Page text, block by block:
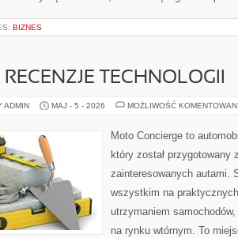
BIZNES
RECENZJE TECHNOLOGII
ADMIN MAJ - 5 - 2026 MOŻLIWOŚĆ
Moto Concierge to
który został przygotowany
zainteresowanych autami.
wszystkim na
utrzymaniem
na rynku wtórnym. To